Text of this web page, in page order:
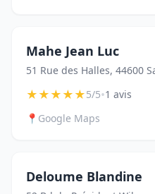
Mahe Jean Luc
51 Rue des Halles, 44600
★★★★★5/5•1 avis
📍 Google Maps
Deloume Blandine